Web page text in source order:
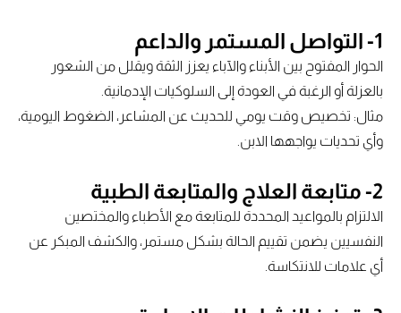
الحوار المفتوح بين الأبناء والآباء يعزز الثقة ويقلل من الشعور
بالعزلة أو الرغبة في العودة إلى السلوكيات الإدمانية.
مثال: تخصيص وقت يومي للحديث عن المشاعر، الضغوط اليومية،
وأي تحديات يواجهها الابن.
2- متابعة العلاج والمتابعة الطبية
الالتزام بالمواعيد المحددة للمتابعة مع الأطباء والمختصين
النفسيين يضمن تقييم الحالة بشكل مستمر، والكشف المبكر عن
أي علامات للانتكاسة.